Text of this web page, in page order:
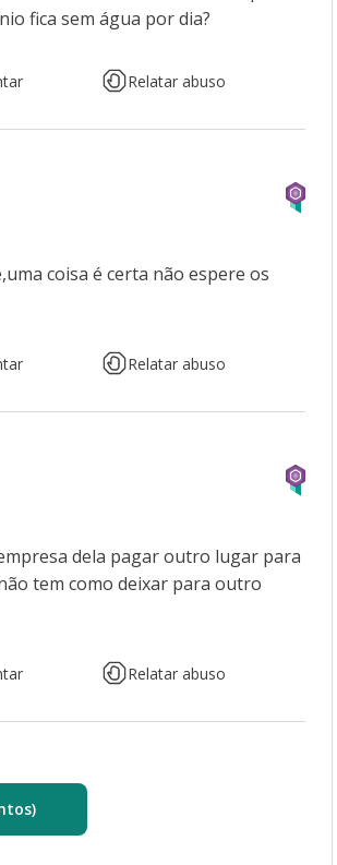
fica sem água por dia?
Relatar abuso
coisa é certa não espere os
Relatar abuso
dela pagar outro lugar para
tem como deixar para outro
Relatar abuso